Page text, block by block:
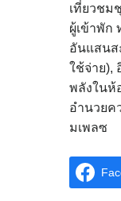
เที่ยวชม
ผู้เข้าพัก
อันแสนส
ใช้จ่าย),
พลังในห้
อำนวยค
มเพลซ